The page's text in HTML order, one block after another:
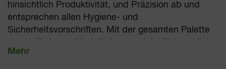
hinsichtlich Produktivität, und Präzision ab und
entsprechen allen Hygiene- und
Sicherheitsvorschriften. Mit der gesamten Palette
Größe ausstatten.